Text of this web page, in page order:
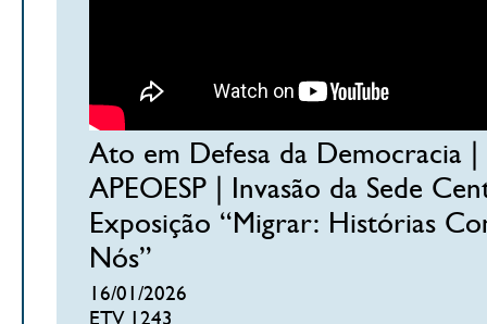
Ato em Defesa da Democracia |
APEOESP | Invasão da Sede
Exposição “Migrar: Histórias
Nós”
16/01/2026
ETV 1243